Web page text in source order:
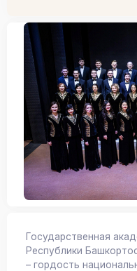
Государственная
Республики
– гордость